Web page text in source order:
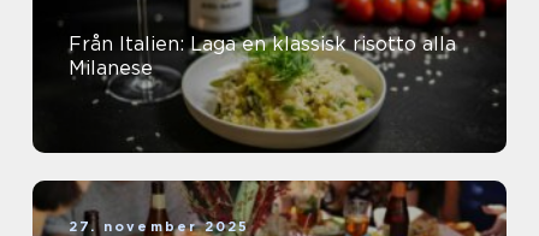
Från Italien: Laga en klassisk risotto alla
Milanese
27. november 2025